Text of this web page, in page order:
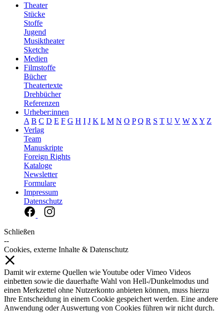
Theater
Stücke
Stoffe
Jugend
Musiktheater
Sketche
Medien
Filmstoffe
Bücher
Theatertexte
Drehbücher
Referenzen
Urheber:innen
A B C D E F G H I J K L M N O P Q R S T U V W X Y Z
Verlag
Team
Manuskripte
Foreign Rights
Kataloge
Newsletter
Formulare
Impressum
Datenschutz
Schließen
--
Cookies, externe Inhalte & Datenschutz
Damit wir externe Quellen wie Youtube oder Vimeo Videos
einbetten sowie die dauerhafte Wahl von Hell-/Dunkelmodus und
einen Merkzettel ohne Nutzerkonto anbieten können, muss hierzu
Ihre Entscheidung in einem Cookie gespeichert werden. Eine andere
Anwendung oder Auswertung von Cookies führen wir nicht durch.